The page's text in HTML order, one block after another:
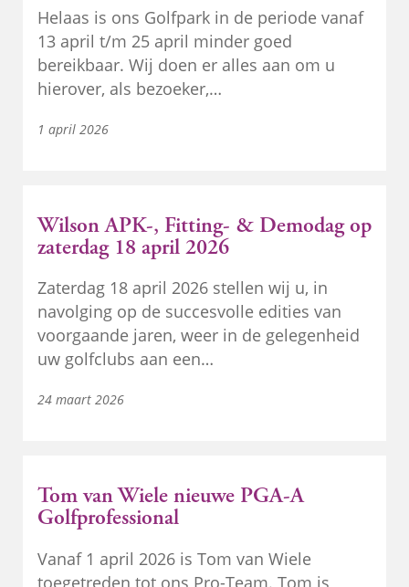
Helaas is ons Golfpark in de periode vanaf
13 april t/m 25 april minder goed
bereikbaar. Wij doen er alles aan om u
hierover, als bezoeker,…
1 april 2026
Wilson APK-, Fitting- & Demodag op
zaterdag 18 april 2026
Zaterdag 18 april 2026 stellen wij u, in
navolging op de succesvolle edities van
voorgaande jaren, weer in de gelegenheid
uw golfclubs aan een…
24 maart 2026
Tom van Wiele nieuwe PGA-A
Golfprofessional
Vanaf 1 april 2026 is Tom van Wiele
toegetreden tot ons Pro-Team. Tom is